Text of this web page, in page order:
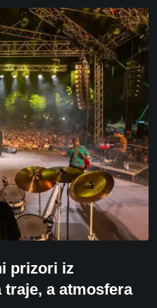
prizori iz
traje, a atmosfera